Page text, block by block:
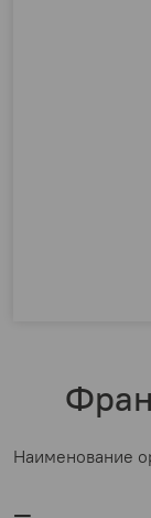
Наименование